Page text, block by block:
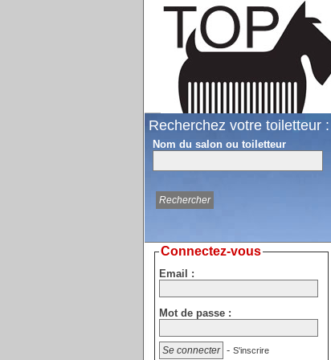
Recherchez votre toiletteur :
Nom du salon ou toiletteur
Connectez-vous
Email :
Mot de passe :
- S'inscrire